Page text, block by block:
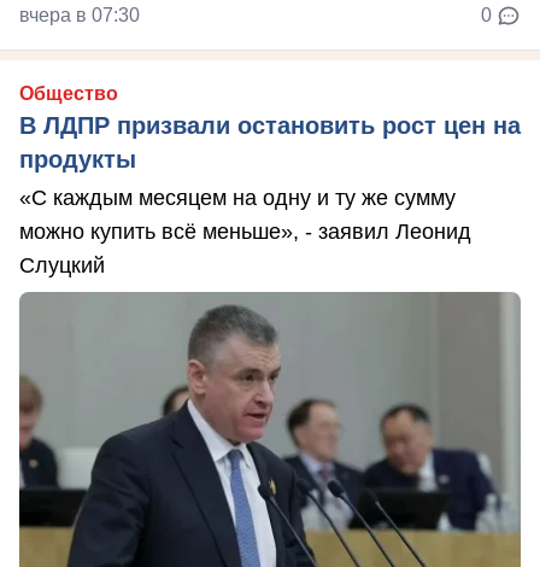
вчера в 07:30 0
Общество
В ЛДПР призвали остановить рост цен на
продукты
«С каждым месяцем на одну и ту же сумму
можно купить всё меньше», - заявил Леонид
Слуцкий